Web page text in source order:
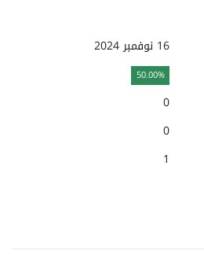
16 نوفمبر 2024
50.00%
0
0
1